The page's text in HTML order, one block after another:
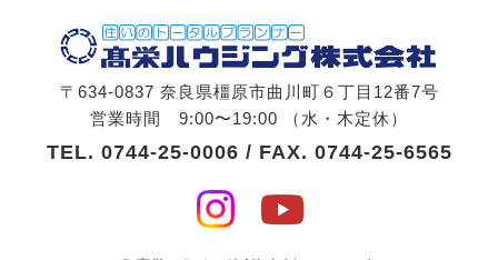
〒634-0837 奈良県橿原市曲川町６丁目12番7号
営業時間 9:00〜19:00 （水・木定休）
TEL. 0744-25-0006 / FAX. 0744-25-6565